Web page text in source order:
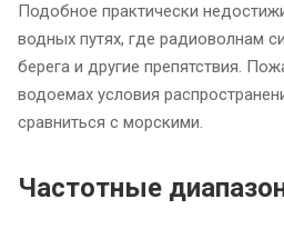
Подобное практически
водных путях, где радиоволнам
берега и другие препятствия.
водоемах условия
сравниться с морскими.
Частотные